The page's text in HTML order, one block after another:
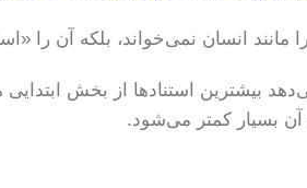
بیشترین استنادها از بخش
آن بسیار کمتر می‌شود.